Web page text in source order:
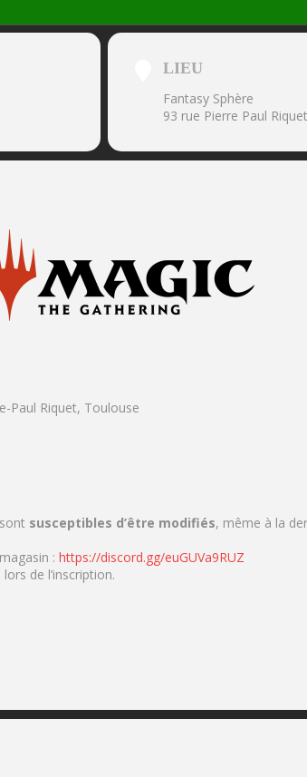
LIEU
Fantasy Sphère
93 rue Pierre Paul
Paul Riquet, Toulouse
susceptibles d’être modifiés, même à la
: https://discord.gg/euGUVa9RUZ
lors de l’inscription.